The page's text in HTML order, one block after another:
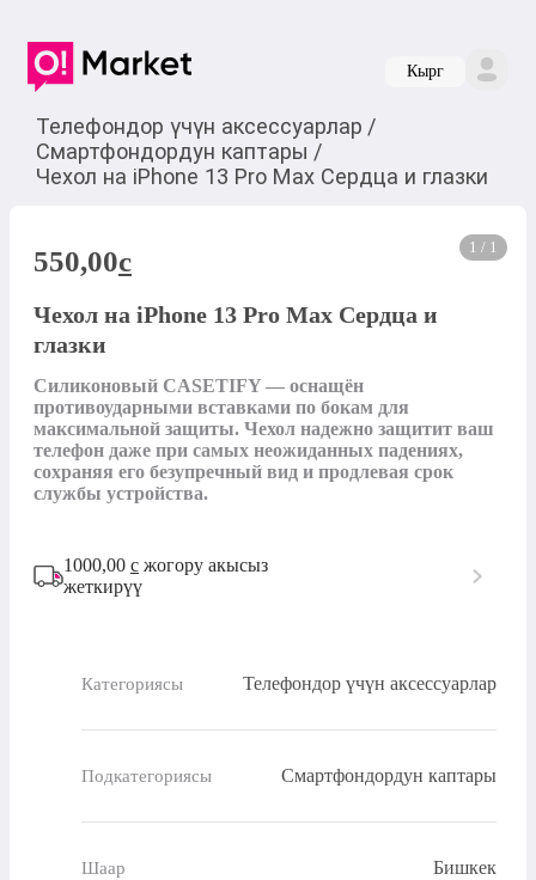
Кырг
Телефондор үчүн аксессуарлар /
Смартфондордун каптары /
Чехол на iPhone 13 Pro Max Сердца и глазки
1 / 1
550,00c
Чехол на iPhone 13 Pro Max Сердца и
глазки
Силиконовый CASETIFY — оснащён
противоударными вставками по бокам для
максимальной защиты. Чехол надежно защитит ваш
телефон даже при самых неожиданных падениях,
сохраняя его безупречный вид и продлевая срок
службы устройства.
1000,00 с жогору акысыз
жеткирүү
Категориясы Телефондор үчүн аксессуарлар
Подкатегориясы Смартфондордун каптары
Шаар Бишкек